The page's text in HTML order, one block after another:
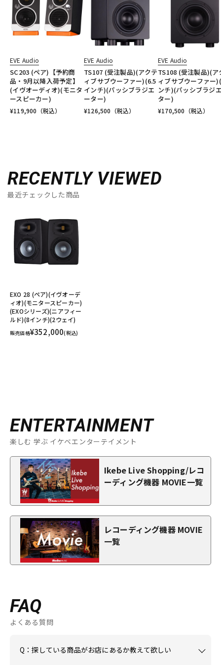
EVE Audio
SC203 (ペア)【予約商
品・9月以降入荷予定】
(イヴオーディオ)(モニタ
ースピーカー)
¥119,900 （税込）
EVE Audio
TS107 (受注製品)(アクテ
ィブサブウーファー)(6.5
インチ)(パッシブラジエ
ーター)
¥126,500 （税込）
EVE Audio
TS108 (受注製品)(ア
ィブサブウーファー
ンチ)(パッシブラジ
ター)
¥170,500 （税込）
RECENTLY VIEWED
最近チェックした商品
EXO 28 (ペア)(イヴオーデ
ィオ)(モニタースピーカー)
(EXOシリーズ)(ニアフィー
ルド)(8インチ)(2ウェイ)
販売価格¥352,000(税込)
ENTERTAINMENT
楽しむ 学ぶ イケベエンターテイメント
Ikebe Live Shopping/レコ
ーディング機器 MOVIE一覧
レコーディング機器 MOVIE
一覧
FAQ
よくある質問
Q：探している商品がお店にあるか教えて欲しい